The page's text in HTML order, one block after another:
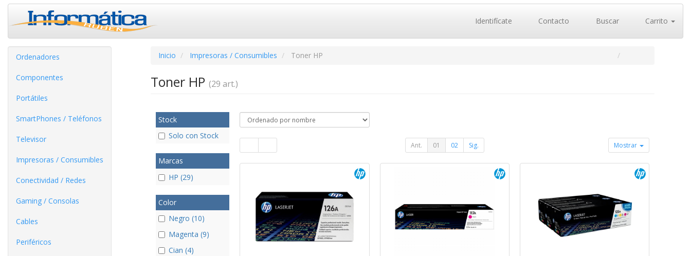
Identifícate Contacto Buscar Carrito
Ordenadores
Componentes
Portátiles
SmartPhones / Teléfonos
Televisor
Impresoras / Consumibles
Conectividad / Redes
Gaming / Consolas
Cables
Periféricos
Inicio Impresoras / Consumibles Toner HP
Toner HP (29 art.)
Stock
Solo con Stock
Marcas
HP (29)
Color
Negro (10)
Magenta (9)
Cian (4)
Ant. 01 02 Sig. Mostrar